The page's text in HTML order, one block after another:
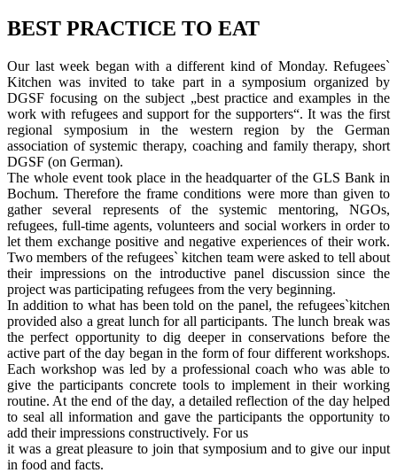
BEST PRACTICE TO EAT
Our last week began with a different kind of Monday. Refugees`
Kitchen was invited to take part in a symposium organized by
DGSF focusing on the subject „best practice and examples in the
work with refugees and support for the supporters“. It was the first
regional symposium in the western region by the German
association of systemic therapy, coaching and family therapy, short
DGSF (on German).
The whole event took place in the headquarter of the GLS Bank in
Bochum. Therefore the frame conditions were more than given to
gather several represents of the systemic mentoring, NGOs,
refugees, full-time agents, volunteers and social workers in order to
let them exchange positive and negative experiences of their work.
Two members of the refugees` kitchen team were asked to tell about
their impressions on the introductive panel discussion since the
project was participating refugees from the very beginning.
In addition to what has been told on the panel, the refugees`kitchen
provided also a great lunch for all participants. The lunch break was
the perfect opportunity to dig deeper in conservations before the
active part of the day began in the form of four different workshops.
Each workshop was led by a professional coach who was able to
give the participants concrete tools to implement in their working
routine. At the end of the day, a detailed reflection of the day helped
to seal all information and gave the participants the opportunity to
add their impressions constructively. For us
it was a great pleasure to join that symposium and to give our input
in food and facts.